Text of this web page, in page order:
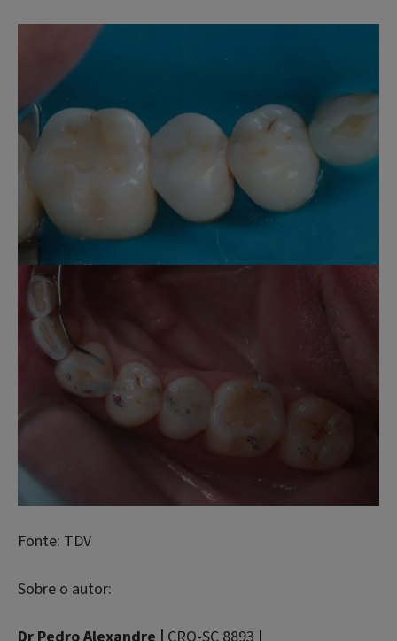
Fonte: TDV
Sobre o autor: